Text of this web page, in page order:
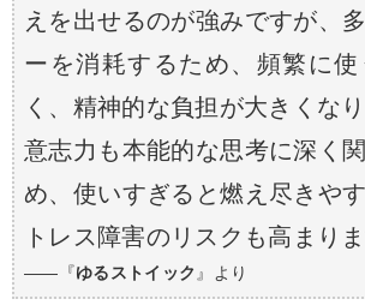
えを出せるのが強みですが、
ーを消耗するため、頻繁に
く、精神的な負担が大きくなり
意志力も本能的な思考に深く
め、使いすぎると燃え尽きや
トレス障害のリスクも高まりま
――『ゆるストイック 』より